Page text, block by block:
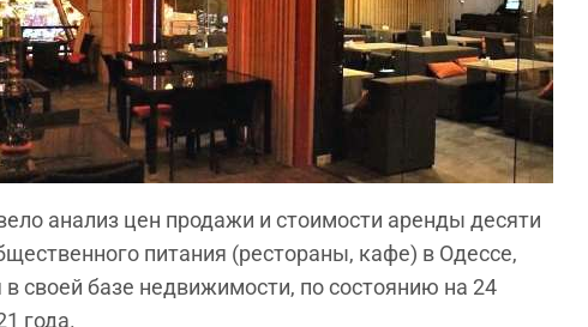
анализ цен продажи и стоимости аренды десяти
питания (рестораны, кафе) в Одессе,
своей базе недвижимости, по состоянию на 24
года.